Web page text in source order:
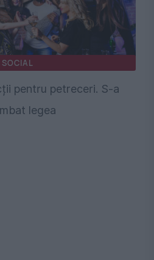
SOCIAL
pentru petreceri. S-a
legea